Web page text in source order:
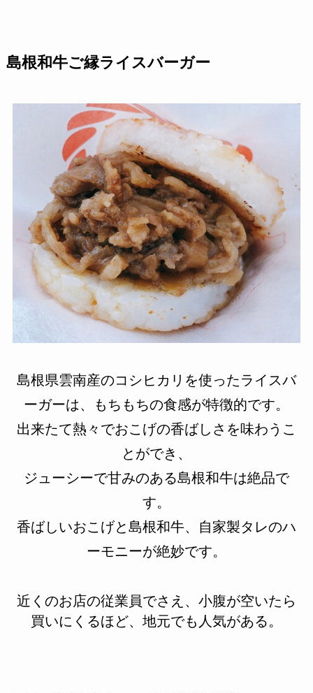
島根和牛ご縁ライスバーガー
島根県雲南産のコシヒカリを使ったライスバ
ーガーは、もちもちの食感が特徴的です。
出来たて熱々でおこげの香ばしさを味わうこ
とができ、
ジューシーで甘みのある島根和牛は絶品で
す。
香ばしいおこげと島根和牛、自家製タレのハ
ーモニーが絶妙です。
近くのお店の従業員でさえ、小腹が空いたら
買いにくるほど、地元でも人気がある。